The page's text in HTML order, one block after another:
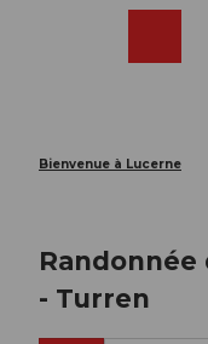
Bienvenue à Lucerne
Randonnée
- Turren